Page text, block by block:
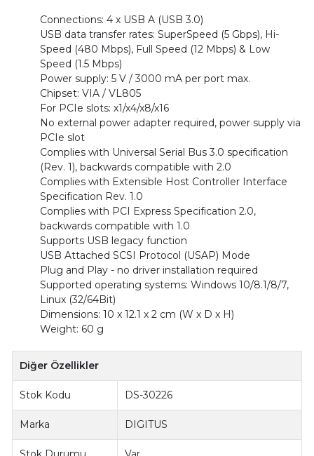
Connections: 4 x USB A (USB 3.0)
USB data transfer rates: SuperSpeed (5 Gbps), Hi-
Speed (480 Mbps), Full Speed (12 Mbps) & Low
Speed (1.5 Mbps)
Power supply: 5 V / 3000 mA per port max.
Chipset: VIA / VL805
For PCIe slots: x1/x4/x8/x16
No external power adapter required, power supply via
PCIe slot
Complies with Universal Serial Bus 3.0 specification
(Rev. 1), backwards compatible with 2.0
Complies with Extensible Host Controller Interface
Specification Rev. 1.0
Complies with PCI Express Specification 2.0,
backwards compatible with 1.0
Supports USB legacy function
USB Attached SCSI Protocol (USAP) Mode
Plug and Play - no driver installation required
Supported operating systems: Windows 10/8.1/8/7,
Linux (32/64Bit)
Dimensions: 10 x 12.1 x 2 cm (W x D x H)
Weight: 60 g
Diğer Özellikler
Stok Kodu DS-30226
Marka DIGITUS